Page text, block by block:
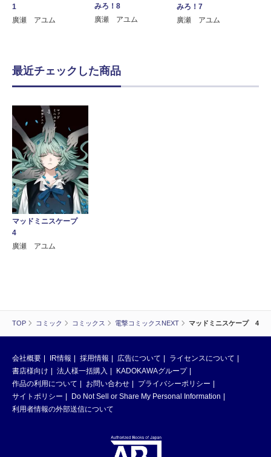
TOP コミック コミックス 電撃コミックスNEXT マッドミニスケープ 4
1
廣瀬 アユム
みろ！8
廣瀬 アユム
みろ！7
廣瀬 アユム
最近チェックした商品
マッドミニスケープ
4
廣瀬 アユム
会社概要 IR情報 採用情報 広告について
ライセンスについて
書店様向け
法人様一括購入
KADOKAWAグループ
作品の利用について
お問い合わせ
プライバシーポリシー
サイトポリシー
Do Not Sell or Share My Personal Information
利用者情報の外部送信について